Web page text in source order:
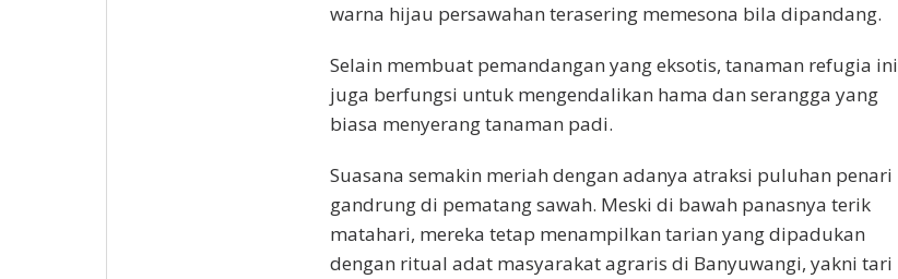
warna hijau persawahan terasering memesona bila dipandang.
Selain membuat pemandangan yang eksotis, tanaman refugia ini
juga berfungsi untuk mengendalikan hama dan serangga yang
biasa menyerang tanaman padi.
Suasana semakin meriah dengan adanya atraksi puluhan penari
gandrung di pematang sawah. Meski di bawah panasnya terik
matahari, mereka tetap menampilkan tarian yang dipadukan
dengan ritual adat masyarakat agraris di Banyuwangi, yakni tari